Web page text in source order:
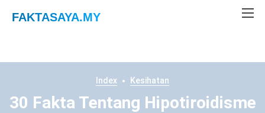
FAKTASAYA.MY
Index Kesihatan
30 Fakta Tentang Hipotiroidisme